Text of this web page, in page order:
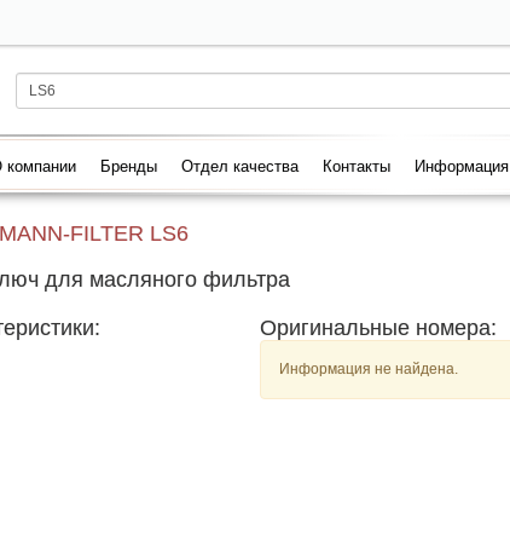
компании Бренды Отдел качества Контакты Информация
MANN-FILTER LS6
для масляного фильтра
Оригинальные номера:
Информация не найдена.